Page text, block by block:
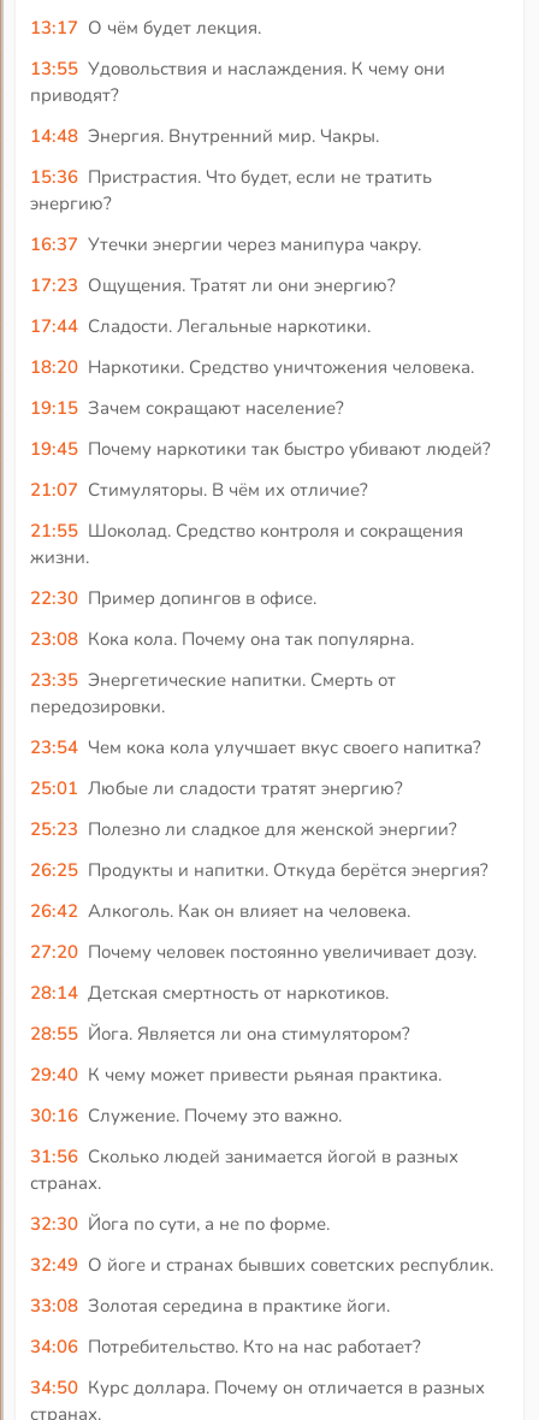
13:17 О чём будет лекция.
13:55 Удовольствия и наслаждения. К чему они
приводят?
14:48 Энергия. Внутренний мир. Чакры.
15:36 Пристрастия. Что будет, если не тратить
энергию?
16:37 Утечки энергии через манипура чакру.
17:23 Ощущения. Тратят ли они энергию?
17:44 Сладости. Легальные наркотики.
18:20 Наркотики. Средство уничтожения человека.
19:15 Зачем сокращают население?
19:45 Почему наркотики так быстро убивают людей?
21:07 Стимуляторы. В чём их отличие?
21:55 Шоколад. Средство контроля и сокращения
жизни.
22:30 Пример допингов в офисе.
23:08 Кока кола. Почему она так популярна.
23:35 Энергетические напитки. Смерть от
передозировки.
23:54 Чем кока кола улучшает вкус своего напитка?
25:01 Любые ли сладости тратят энергию?
25:23 Полезно ли сладкое для женской энергии?
26:25 Продукты и напитки. Откуда берётся энергия?
26:42 Алкоголь. Как он влияет на человека.
27:20 Почему человек постоянно увеличивает дозу.
28:14 Детская смертность от наркотиков.
28:55 Йога. Является ли она стимулятором?
29:40 К чему может привести рьяная практика.
30:16 Служение. Почему это важно.
31:56 Сколько людей занимается йогой в разных
странах.
32:30 Йога по сути, а не по форме.
32:49 О йоге и странах бывших советских республик.
33:08 Золотая середина в практике йоги.
34:06 Потребительство. Кто на нас работает?
34:50 Курс доллара. Почему он отличается в разных
странах.